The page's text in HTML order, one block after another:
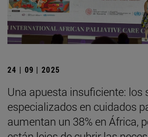
24 | 09 | 2025
Una apuesta insuficiente: los
especializados en cuidados
aumentan un 38% en África,